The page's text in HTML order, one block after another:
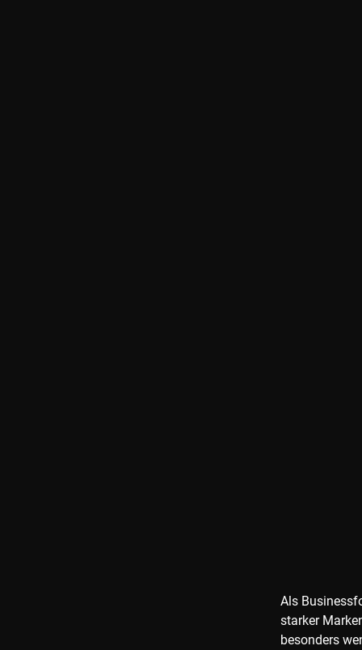
Als
starker
besonders